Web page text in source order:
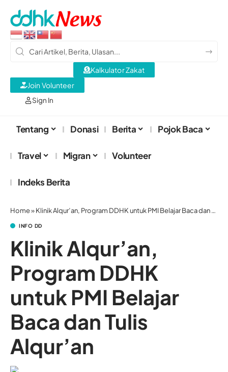
Sign In
Kalkulator Zakat
Join Volunteer
Tentang Donasi Berita Pojok Baca
Travel Migran Volunteer
Indeks Berita
Home»Klinik Alqur’an, Program DDHK untuk PMI Belajar Baca dan Tulis Alqur’an
INFO DD
Klinik Alqur’an,
Program DDHK
untuk PMI Belajar
Baca dan Tulis
Alqur’an